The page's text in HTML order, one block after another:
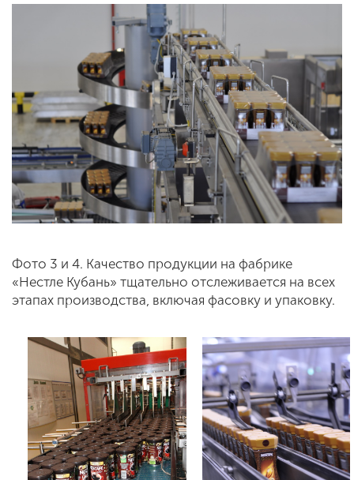
Фото 3 и 4. Качество продукции на фабрике
«Нестле Кубань» тщательно отслеживается на всех
этапах производства, включая фасовку и упаковку.